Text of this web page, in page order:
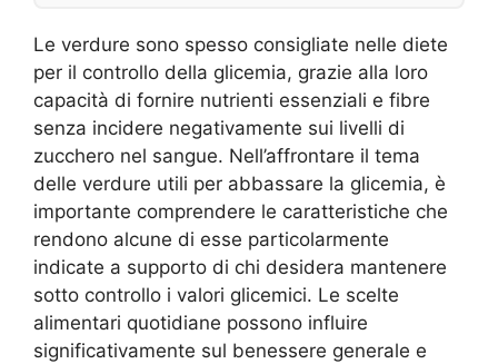
Le verdure sono spesso consigliate nelle diete
per il controllo della glicemia, grazie alla loro
capacità di fornire nutrienti essenziali e fibre
senza incidere negativamente sui livelli di
zucchero nel sangue. Nell’affrontare il tema
delle verdure utili per abbassare la glicemia, è
importante comprendere le caratteristiche che
rendono alcune di esse particolarmente
indicate a supporto di chi desidera mantenere
sotto controllo i valori glicemici. Le scelte
alimentari quotidiane possono influire
significativamente sul benessere generale e